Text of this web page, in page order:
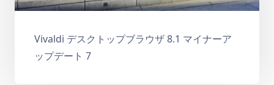
Vivaldi デスクトップブラウザ 8.1 マイナーア
ップデート 7